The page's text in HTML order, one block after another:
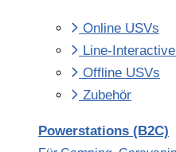
Online USVs
Line-
Offline USVs
Zubehör
Powerstations (B2C)